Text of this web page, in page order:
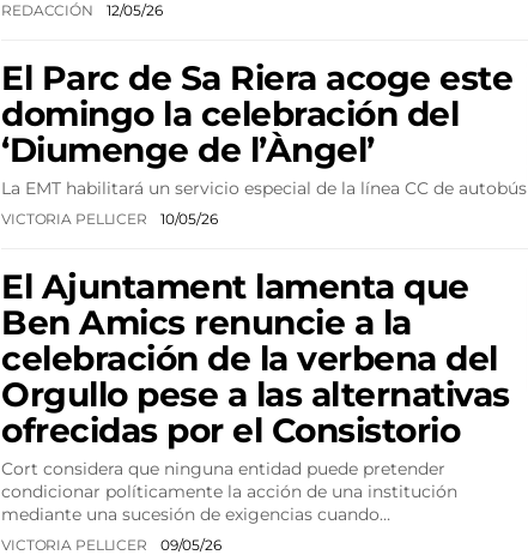
REDACCIÓN 12/05/26
El Parc de Sa Riera acoge este
domingo la celebración del
‘Diumenge de l’Àngel’
La EMT habilitará un servicio especial de la línea CC de autobús
VICTORIA PELLICER 10/05/26
El Ajuntament lamenta que
Ben Amics renuncie a la
celebración de la verbena del
Orgullo pese a las alternativas
ofrecidas por el Consistorio
Cort considera que ninguna entidad puede pretender
condicionar políticamente la acción de una institución
mediante una sucesión de exigencias cuando…
VICTORIA PELLICER 09/05/26